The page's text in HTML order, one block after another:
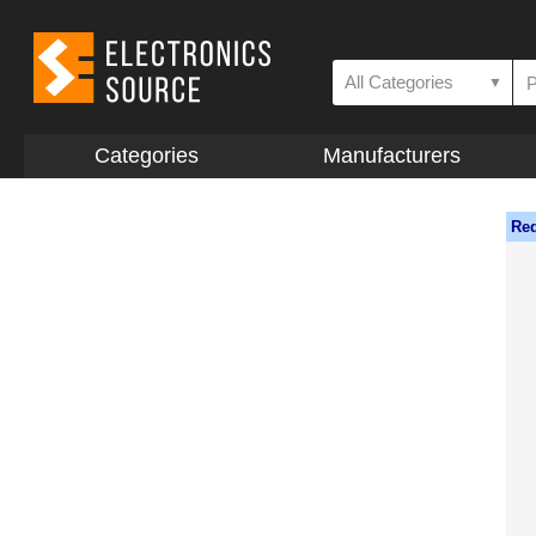
All Categories ▼
Categories Manufacturers